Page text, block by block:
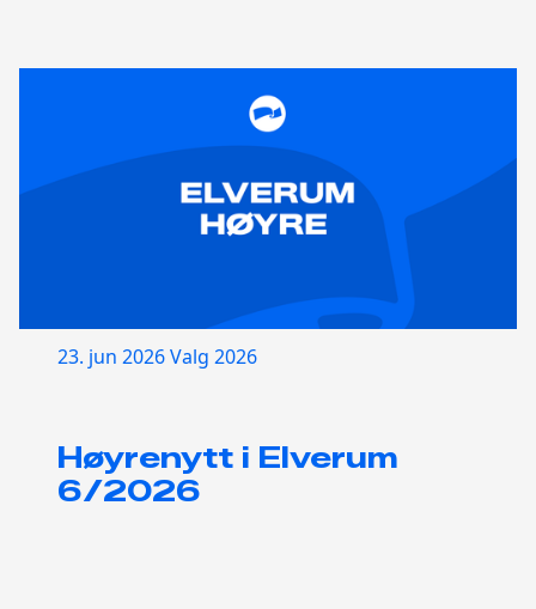
23. jun 2026Valg 2026
Høyrenytt i Elverum
6/2026